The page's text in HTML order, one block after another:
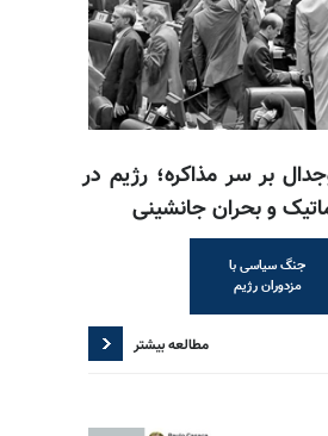
بر سر مذاکره؛ رژیم در
و بحران جانشینی
جنگ سیاسی با
مزدوران رژیم
مطالعه بیشتر